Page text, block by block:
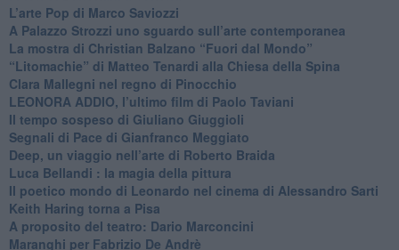
​L’arte Pop di Marco Saviozzi
​A Palazzo Strozzi uno sguardo sull’arte contemporanea
La mostra di Christian Balzano “Fuori dal Mondo”
​“Litomachie” di Matteo Tenardi alla Chiesa della Spina
​Clara Mallegni nel regno di Pinocchio
​LEONORA ADDIO, l’ultimo film di Paolo Taviani
Il tempo sospeso di Giuliano Giuggioli
Segnali di Pace di Gianfranco Meggiato
​Deep, un viaggio nell’arte di Roberto Braida
​Luca Bellandi : la magia della pittura
​Il poetico mondo di Leonardo nel cinema di Alessandro Sarti
​Keith Haring torna a Pisa
​A proposito del teatro: Dario Marconcini
Maranghi per Fabrizio De Andrè